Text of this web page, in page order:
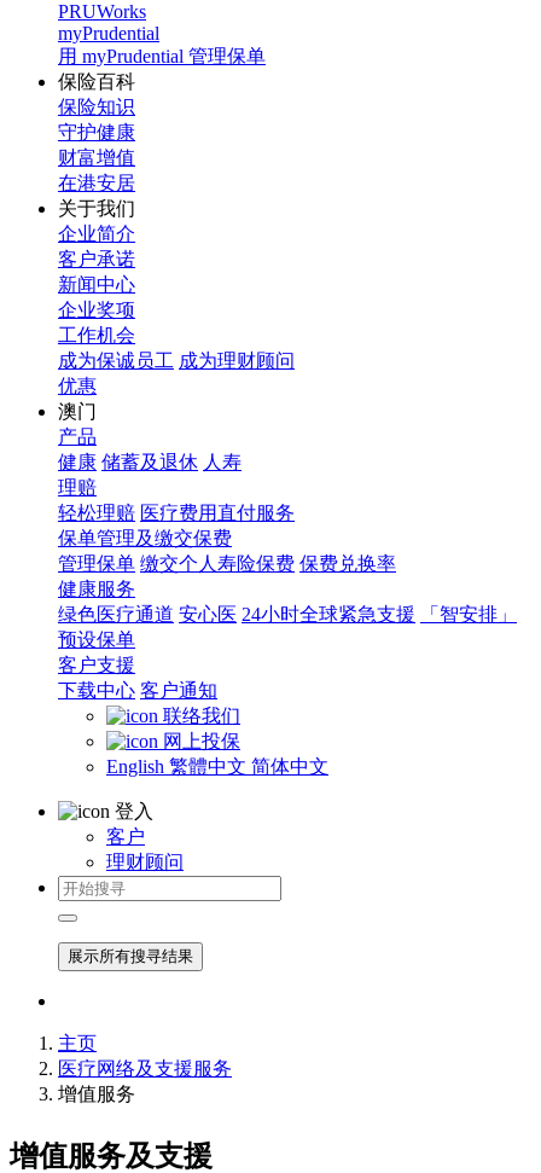
PRUWorks
myPrudential
用 myPrudential 管理保单
保险百科
保险知识
守护健康
财富增值
在港安居
关于我们
企业简介
客户承诺
新闻中心
企业奖项
工作机会
成为保诚员工 成为理财顾问
优惠
澳门
产品
健康 储蓄及退休 人寿
理赔
轻松理赔 医疗费用直付服务
保单管理及缴交保费
管理保单 缴交个人寿险保费 保费兑换率
健康服务
绿色医疗通道 安心医 24小时全球紧急支援
「智安排」
预设保单
客户支援
下载中心 客户通知
联络我们
网上投保
English 繁體中文 简体中文
登入
客户
理财顾问
展示所有搜寻结果
主页
医疗网络及支援服务
增值服务
增值服务及支援